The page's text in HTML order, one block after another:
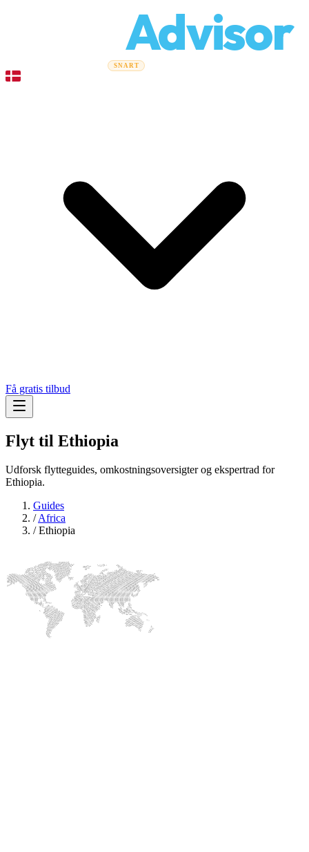
Advisor
Flyttefirmaer SNART
Få gratis tilbud
Flyt til Ethiopia
Udforsk flytteguides, omkostningsoversigter og ekspertrad for
Ethiopia.
Guides
/Africa
/Ethiopia